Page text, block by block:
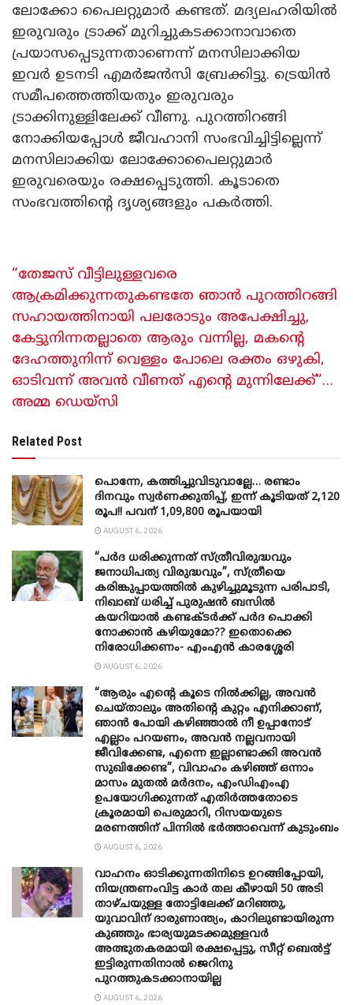
ലോക്കോ പൈലറ്റുമാർ കണ്ടത്. മദ്യലഹരിയിൽ
ഇരുവരും ട്രാക്ക് മുറിച്ചുകടക്കാനാവാതെ
പ്രയാസപ്പെടുന്നതാണെന്ന് മനസിലാക്കിയ
ഇവർ ഉടനടി എമർജൻസി ബ്രേക്കിട്ടു. ട്രെയിൻ
സമീപത്തെത്തിയതും ഇരുവരും
ട്രാക്കിനുള്ളിലേക്ക് വീണു. പുറത്തിറങ്ങി
നോക്കിയപ്പോൾ ജീവഹാനി സംഭവിച്ചിട്ടില്ലെന്ന്
മനസിലാക്കിയ ലോക്കോപൈലറ്റുമാർ
ഇരുവരെയും രക്ഷപ്പെടുത്തി. കൂടാതെ
സംഭവത്തിന്റെ ദൃശ്യങ്ങളും പകർത്തി.
“തേജസ് വീട്ടിലുള്ളവരെ
ആക്രമിക്കുന്നതുകണ്ടതേ ഞാൻ പുറത്തിറങ്ങി
സ​ഹായത്തിനായി പലരോടും അപേക്ഷിച്ചു,
കേട്ടുനിന്നതല്ലാതെ ആരും വന്നില്ല, മകന്റെ
ദേഹത്തുനിന്ന് വെള്ളം പോലെ രക്തം ഒഴുകി,
ഓടിവന്ന് അവൻ വീണത് എന്റെ മുന്നിലേക്ക്”…
അമ്മ ഡെയ്സി
Related Post
പൊന്നേ, കത്തിച്ചുവിടുവാല്ലേ… രണ്ടാം
ദിനവും സ്വർണക്കുതിപ്പ്, ഇന്ന് കൂടിയത് 2,120
രൂപ!! പവന് 1,09,800 രൂപയായി
AUGUST 6, 2026
“പർദ ധരിക്കുന്നത് സ്ത്രീവിരുദ്ധവും
ജനാധിപത്യ വിരുദ്ധവും”, സ്ത്രീയെ
കരിങ്കുപ്പായത്തിൽ കുഴിച്ചുമൂടുന്ന പരിപാടി,
നിഖാബ് ധരിച്ച് പുരുഷൻ ബസിൽ
കയറിയാൽ കണ്ടക്ടർക്ക് പർദ പൊക്കി
നോക്കാന്‍ കഴിയുമോ?? ഇതൊക്കെ
നിരോധിക്കണം- എംഎന്‍ കാരശ്ശേരി
AUGUST 6, 2026
“ആരും എന്റെ കൂടെ നില്‍ക്കില്ല, അവൻ
ചെയ്താലും അതിന്റെ കുറ്റം എനിക്കാണ്,
ഞാന്‍ പോയി കഴിഞ്ഞാല്‍ നീ ഉപ്പാനോട്
എല്ലാം പറയണം, അവന്‍ നല്ലവനായി
ജീവിക്കേണ്ട, എന്നെ ഇല്ലാണ്ടാക്കി അവന്‍
സുഖിക്കേണ്ട”, വിവാഹം കഴിഞ്ഞ് ഒന്നാം
മാസം മുതല്‍ മര്‍ദനം, എംഡിഎംഎ
ഉപയോഗിക്കുന്നത് എതിര്‍ത്തതോടെ
ക്രൂരമായി പെരുമാറി, റിസയയുടെ
മരണത്തിന് പിന്നില്‍ ഭര്‍ത്താവെന്ന് കുടുംബം
AUGUST 6, 2026
വാഹനം ഓടിക്കുന്നതിനിടെ ഉറങ്ങിപ്പോയി,
നിയന്ത്രണംവിട്ട കാർ തല കീഴായി 50 അടി
താഴ്ചയുള്ള തോട്ടിലേക്ക് മറിഞ്ഞു,
യുവാവിന് ദാരുണാന്ത്യം, കാറിലുണ്ടായിരുന്ന
കുഞ്ഞും ഭാര്യയുമടക്കമുള്ളവർ
അത്ഭുതകരമായി രക്ഷപ്പെട്ടു, സീറ്റ് ബെൽട്ട്
ഇട്ടിരുന്നതിനാൽ ജെറിനു
പുറത്തുകടക്കാനായില്ല
AUGUST 6, 2026